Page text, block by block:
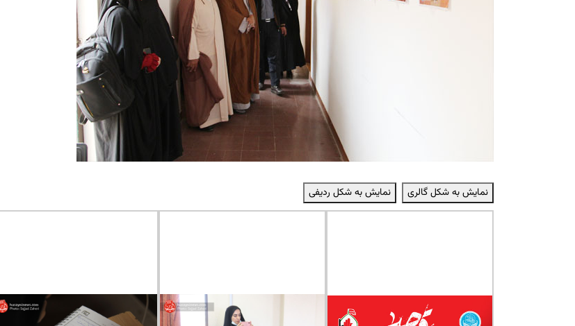
نمایش به شکل گالری نمایش به شکل ردیفی